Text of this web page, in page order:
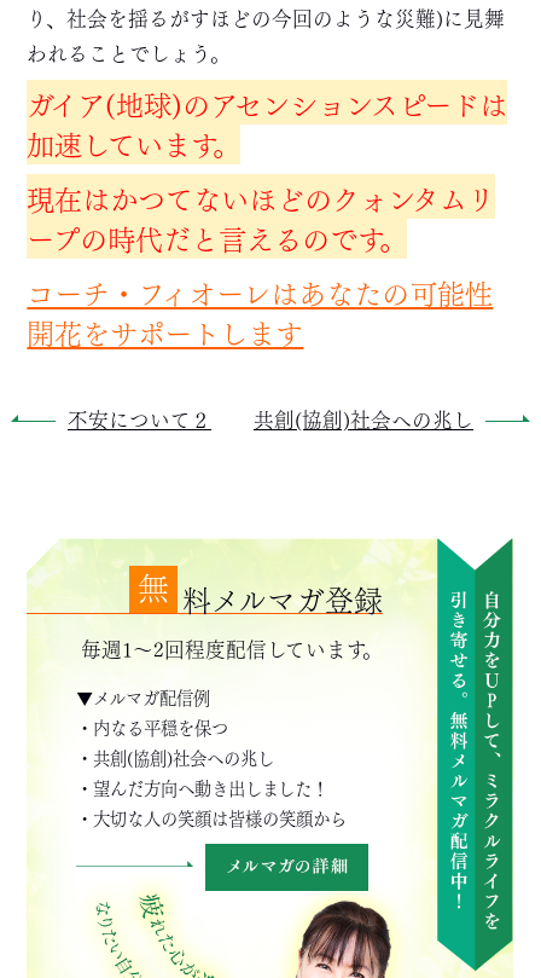
り、社会を揺るがすほどの今回のような災難)に見舞
われることでしょう。
ガイア(地球)のアセンションスピードは
加速しています。
現在はかつてないほどのクォンタムリ
ープの時代だと言えるのです。
コーチ・フィオーレはあなたの可能性
開花をサポートします
不安について２ 共創(協創)社会への兆し
無 料メルマガ登録
毎週1～2回程度配信しています。
▼メルマガ配信例
・内なる平穏を保つ
・共創(協創)社会への兆し
・望んだ方向へ動き出しました！
・大切な人の笑顔は皆様の笑顔から